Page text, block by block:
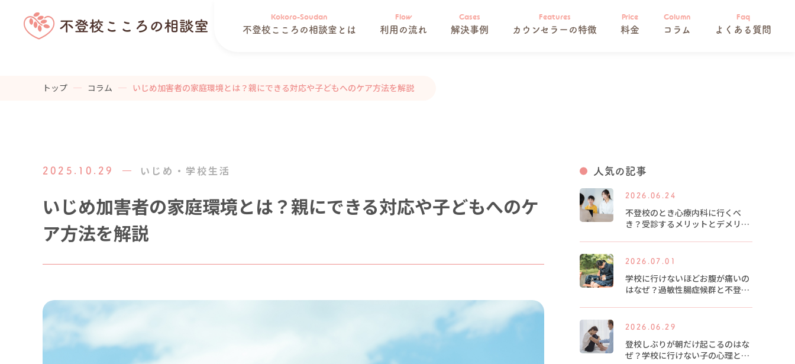
不登校こころの相談室とは 利用の流れ 解決事例 カウンセラーの特徴 料金 コラム よくある質問
トップ コラム いじめ加害者の家庭環境とは？親にできる対応や子どもへのケア方法を解説
2025.10.29 いじめ・学校生活
いじめ加害者の家庭環境とは？親にできる対応や子どもへのケ
ア方法を解説
人気の記事
2026.06.24
不登校のとき心療内科に行くべ
き？受診するメリットとデメリッ
2026.07.01
学校に行けないほどお腹が痛いの
はなぜ？過敏性腸症候群と不登校
2026.06.29
登校しぶりが朝だけ起こるのはな
ぜ？学校に行けない子の心理と対